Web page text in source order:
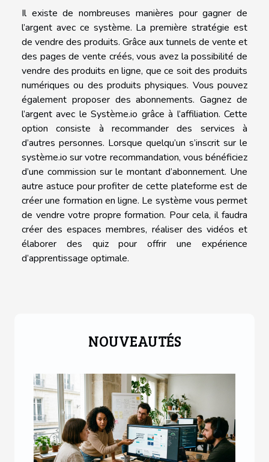
Il existe de nombreuses manières pour gagner de
l’argent avec ce système. La première stratégie est
de vendre des produits. Grâce aux tunnels de vente et
des pages de vente créés, vous avez la possibilité de
vendre des produits en ligne, que ce soit des produits
numériques ou des produits physiques. Vous pouvez
également proposer des abonnements. Gagnez de
l’argent avec le Système.io grâce à l’affiliation. Cette
option consiste à recommander des services à
d’autres personnes. Lorsque quelqu’un s’inscrit sur le
système.io sur votre recommandation, vous bénéficiez
d’une commission sur le montant d’abonnement. Une
autre astuce pour profiter de cette plateforme est de
créer une formation en ligne. Le système vous permet
de vendre votre propre formation. Pour cela, il faudra
créer des espaces membres, réaliser des vidéos et
élaborer des quiz pour offrir une expérience
d’apprentissage optimale.
NOUVEAUTÉS